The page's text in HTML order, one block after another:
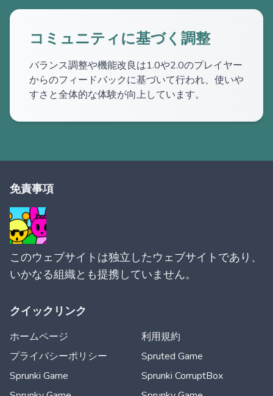
コミュニティに基づく調整
バランス調整や機能改良は1.0や2.0のプレイヤー
からのフィードバックに基づいて行われ、使いや
すさと全体的な体験が向上しています。
免責事項
このウェブサイトは独立したウェブサイトであり、
いかなる組織とも提携していません。
クイックリンク
ホームページ
利用規約
プライバシーポリシー
Spruted Game
Sprunki Game
Sprunki CorruptBox